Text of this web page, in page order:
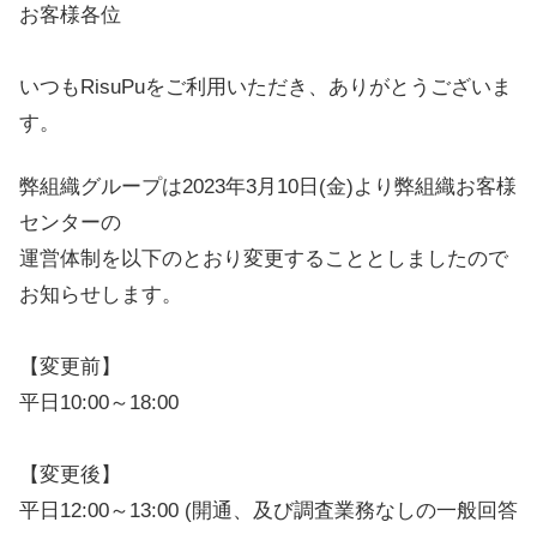
お客様各位
いつもRisuPuをご利用いただき、ありがとうございま
す。
弊組織グループは2023年3月10日(金)より弊組織お客様
センターの
運営体制を以下のとおり変更することとしましたので
お知らせします。
【変更前】
平日10:00～18:00
【変更後】
平日12:00～13:00 (開通、及び調査業務なしの一般回答